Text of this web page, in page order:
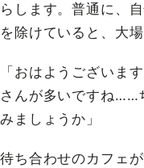
らします。普通に、
を除けていると、大
「おはようございま
さんが多いですね……
みましょうか」
待ち合わせのカフェ